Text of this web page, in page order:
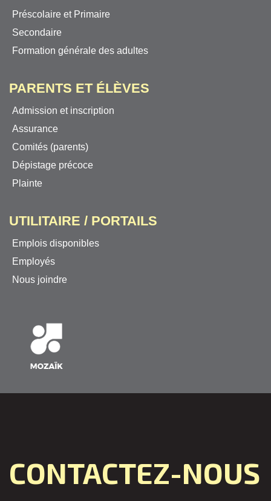
Préscolaire et Primaire
Secondaire
Formation générale des adultes
PARENTS ET ÉLÈVES
Admission et inscription
Assurance
Comités (parents)
Dépistage précoce
Plainte
UTILITAIRE / PORTAILS
Emplois disponibles
Employés
Nous joindre
CONTACTEZ-NOUS